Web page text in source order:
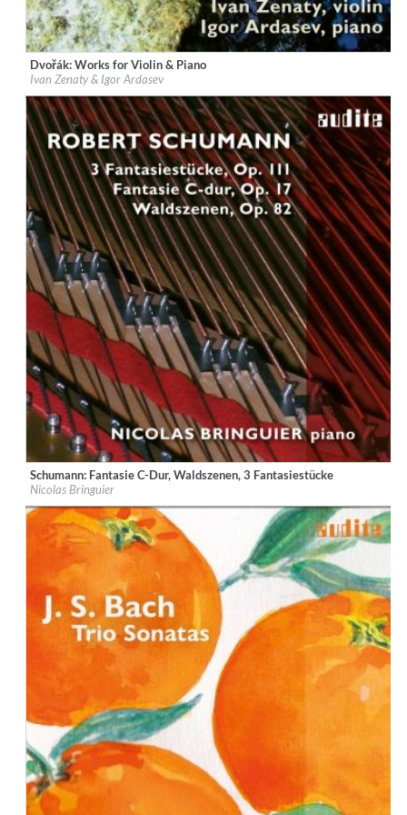
Label:audite Musikproduktion
Genre:Classical
$ 12.90
Dvořák: Works for Violin & Piano
Ivan Zenaty & Igor Ardasev
Label:audite Musikproduktion
Genre:Classical
$ 12.90
Schumann: Fantasie C-Dur, Waldszenen, 3 Fantasiestücke
Nicolas Bringuier